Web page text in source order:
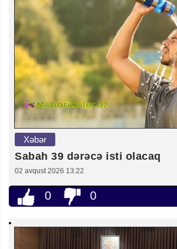
Xəbər
Sabah 39 dərəcə isti olacaq
02 avqust 2026 13:22
0 0